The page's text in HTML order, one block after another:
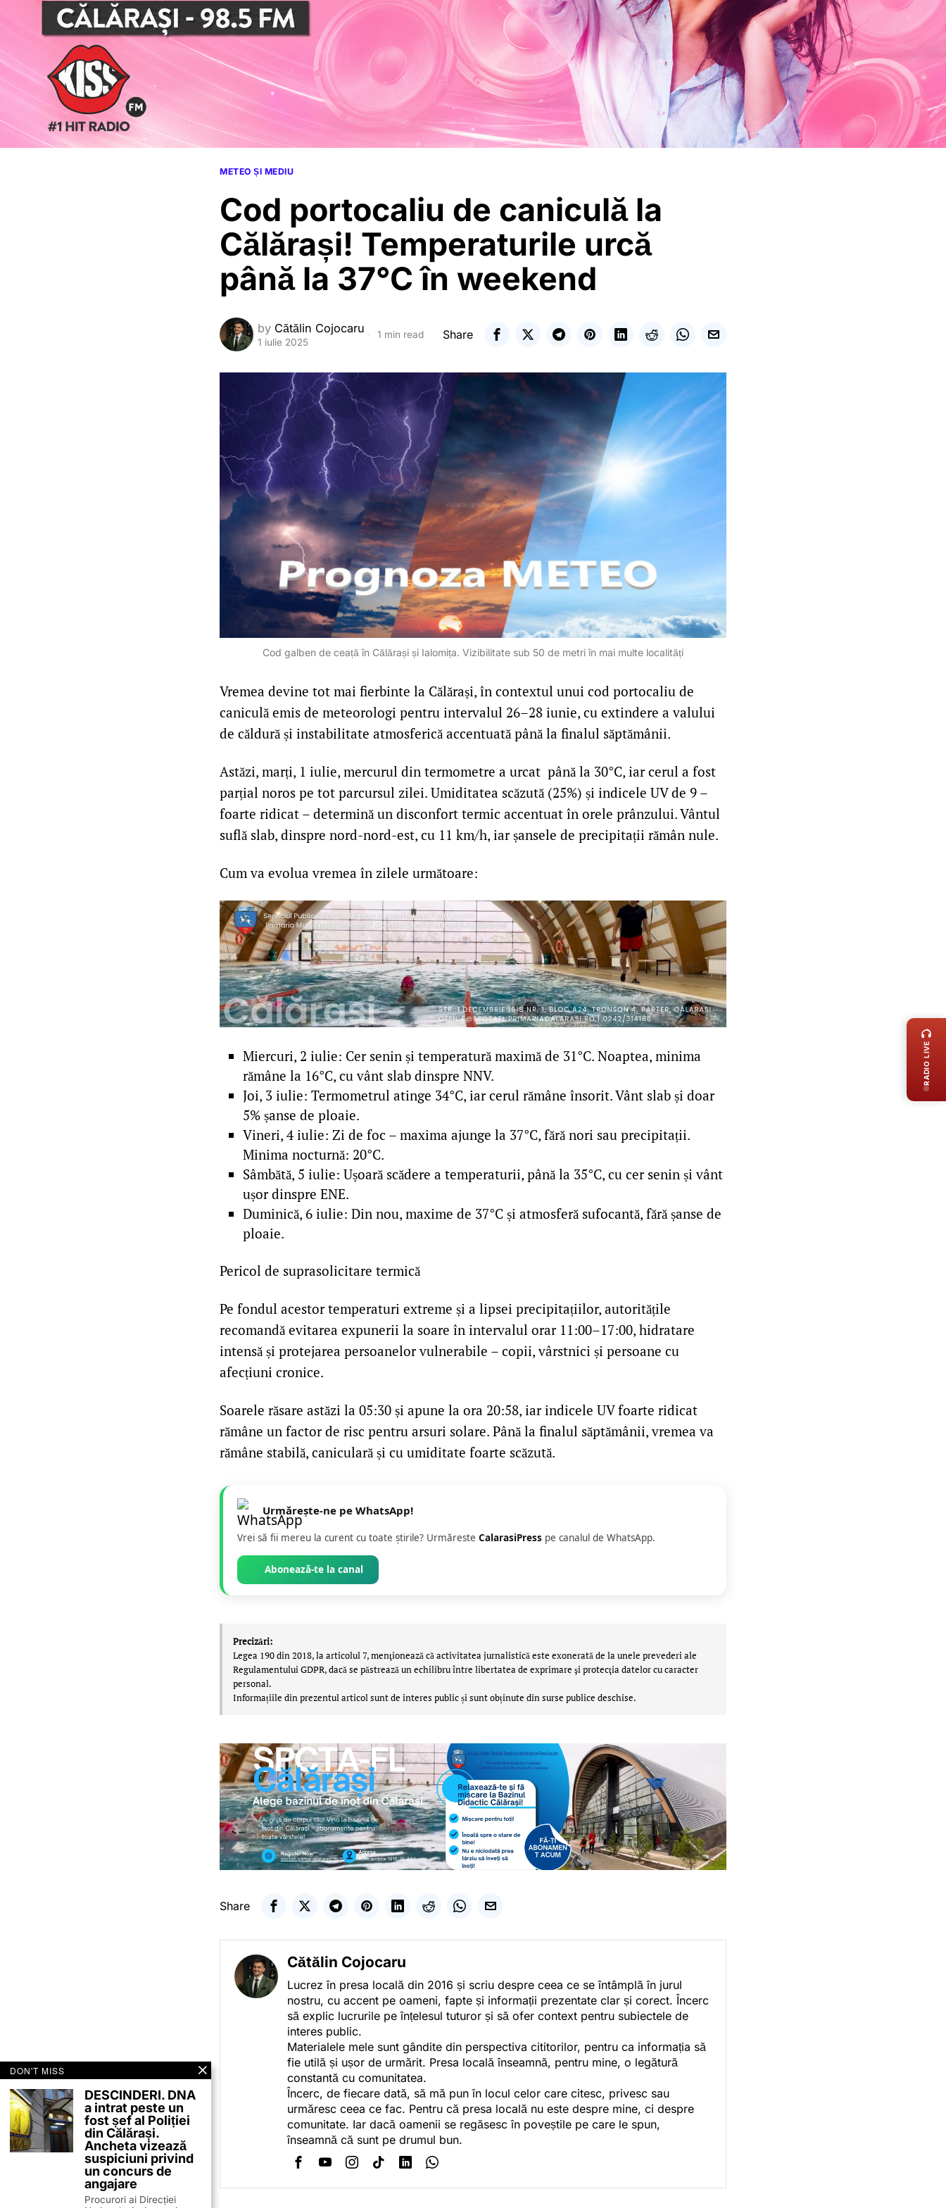
METEO ȘI MEDIU
Cod portocaliu de caniculă la
Călărași! Temperaturile urcă
până la 37°C în weekend
by Cătălin Cojocaru
1 iulie 2025
1 min read Share
Cod galben de ceață în Călărași și Ialomița. Vizibilitate sub 50 de metri în mai multe localități
Vremea devine tot mai fierbinte la Călărași, în contextul unui cod portocaliu de
caniculă emis de meteorologi pentru intervalul 26–28 iunie, cu extindere a valului
de căldură și instabilitate atmosferică accentuată până la finalul săptămânii.
Astăzi, marți, 1 iulie, mercurul din termometre a urcat până la 30°C, iar cerul a fost
parțial noros pe tot parcursul zilei. Umiditatea scăzută (25%) și indicele UV de 9 –
foarte ridicat – determină un disconfort termic accentuat în orele prânzului. Vântul
suflă slab, dinspre nord-nord-est, cu 11 km/h, iar șansele de precipitații rămân nule.
Cum va evolua vremea în zilele următoare:
Miercuri, 2 iulie: Cer senin și temperatură maximă de 31°C. Noaptea, minima
rămâne la 16°C, cu vânt slab dinspre NNV.
Joi, 3 iulie: Termometrul atinge 34°C, iar cerul rămâne însorit. Vânt slab și doar
5% șanse de ploaie.
Vineri, 4 iulie: Zi de foc – maxima ajunge la 37°C, fără nori sau precipitații.
Minima nocturnă: 20°C.
Sâmbătă, 5 iulie: Ușoară scădere a temperaturii, până la 35°C, cu cer senin și vânt
ușor dinspre ENE.
Duminică, 6 iulie: Din nou, maxime de 37°C și atmosferă sufocantă, fără șanse de
ploaie.
Pericol de suprasolicitare termică
Pe fondul acestor temperaturi extreme și a lipsei precipitațiilor, autoritățile
recomandă evitarea expunerii la soare în intervalul orar 11:00–17:00, hidratare
intensă și protejarea persoanelor vulnerabile – copii, vârstnici și persoane cu
afecțiuni cronice.
Soarele răsare astăzi la 05:30 și apune la ora 20:58, iar indicele UV foarte ridicat
rămâne un factor de risc pentru arsuri solare. Până la finalul săptămânii, vremea va
rămâne stabilă, caniculară și cu umiditate foarte scăzută.
Urmărește-ne pe WhatsApp!
Vrei să fii mereu la curent cu toate știrile? Urmăreste CalarasiPress pe canalul de WhatsApp.
Abonează-te la canal
Precizări:
Legea 190 din 2018, la articolul 7, menţionează că activitatea jurnalistică este exonerată de la unele prevederi ale
Regulamentului GDPR, dacă se păstrează un echilibru între libertatea de exprimare şi protecţia datelor cu caracter
personal.
Informațiile din prezentul articol sunt de interes public și sunt obținute din surse publice deschise.
Share
Cătălin Cojocaru
Lucrez în presa locală din 2016 și scriu despre ceea ce se întâmplă în jurul
nostru, cu accent pe oameni, fapte și informații prezentate clar și corect. Încerc
să explic lucrurile pe înțelesul tuturor și să ofer context pentru subiectele de
interes public.
Materialele mele sunt gândite din perspectiva cititorilor, pentru ca informația să
fie utilă și ușor de urmărit. Presa locală înseamnă, pentru mine, o legătură
constantă cu comunitatea.
Încerc, de fiecare dată, să mă pun în locul celor care citesc, privesc sau
urmăresc ceea ce fac. Pentru că presa locală nu este despre mine, ci despre
comunitate. Iar dacă oamenii se regăsesc în poveștile pe care le spun,
înseamnă că sunt pe drumul bun.
RADIO LIVE
DON'T MISS
DESCINDERI. DNA
a intrat peste un
fost șef al Poliției
din Călărași.
Ancheta vizează
suspiciuni privind
un concurs de
angajare
Procurori ai Direcției